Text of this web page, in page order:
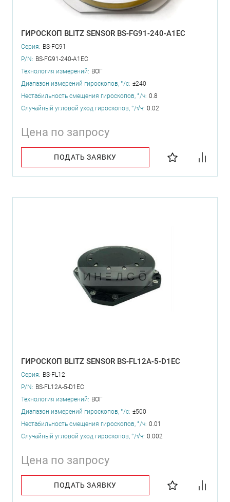
ГИРОСКОП BLITZ SENSOR BS-FG91-240-A1EC
Серия: BS-FG91
P/N: BS-FG91-240-A1EC
Технология измерений: ВОГ
Диапазон измерений гироскопов, °/с: ±240
Нестабильность смещения гироскопов, °/ч: 0.8
Случайный угловой уход гироскопов, °/√ч: 0.02
Цена по запросу
ПОДАТЬ ЗАЯВКУ
ГИРОСКОП BLITZ SENSOR BS-FL12A-5-D1EC
Серия: BS-FL12
P/N: BS-FL12A-5-D1EC
Технология измерений: ВОГ
Диапазон измерений гироскопов, °/с: ±500
Нестабильность смещения гироскопов, °/ч: 0.01
Случайный угловой уход гироскопов, °/√ч: 0.002
Цена по запросу
ПОДАТЬ ЗАЯВКУ